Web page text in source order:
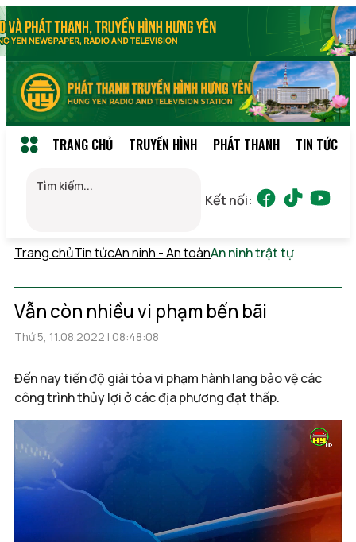
TRANG CHỦ TRUYỀN HÌNH PHÁT THANH TIN TỨC
Kết nối:
Trang chủTin tứcAn ninh - An toànAn ninh trật tự
Vẫn còn nhiều vi phạm bến bãi
Thứ 5, 11.08.2022 | 08:48:08
Đến nay tiến độ giải tỏa vi phạm hành lang bảo vệ các
công trình thủy lợi ở các địa phương đạt thấp.